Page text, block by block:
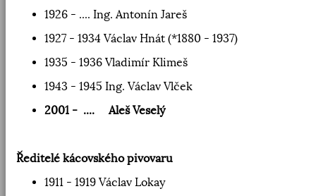
1926 - .... Ing. Antonín Jareš
1927 - 1934 Václav Hnát (*1880 - 1937)
1935 - 1936 Vladimír Klimeš
1943 - 1945 Ing. Václav Vlček
2001 - .... Aleš Veselý
Ředitelé kácovského pivovaru
1911 - 1919 Václav Lokay